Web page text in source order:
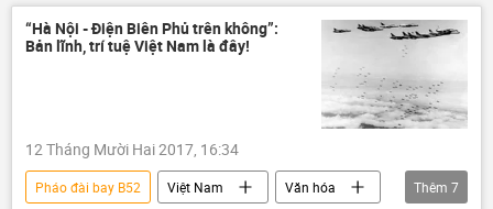
“Hà Nội - Điện Biên Phủ trên không”:
Bản lĩnh, trí tuệ Việt Nam là đây!
12 Tháng Mười Hai 2017, 16:34
Pháo đài bay B52 Việt Nam
Văn hóa
Thêm 7